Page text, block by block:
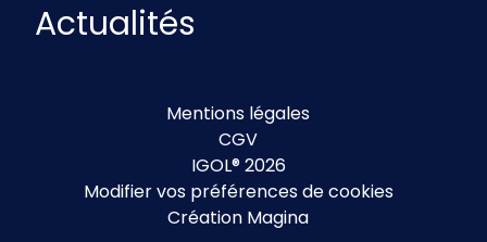
Actualités
Mentions légales
CGV
IGOL® 2026
Modifier vos préférences de cookies
Création Magina